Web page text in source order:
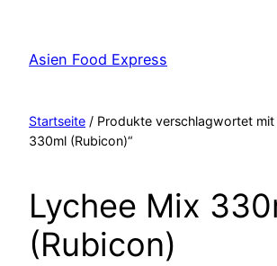
springen
Asien Food Express
Startseite / Produkte verschlagwortet mit
330ml (Rubicon)“
Lychee Mix
(Rubicon)